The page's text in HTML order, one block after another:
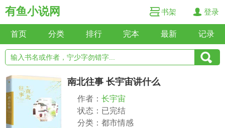
有鱼小说网 书架 登录
首页 分类 排行 完本 最新 记录
南北往事 长宇宙讲什么
作者： 长宇宙
状态：已完结
分类：都市情感